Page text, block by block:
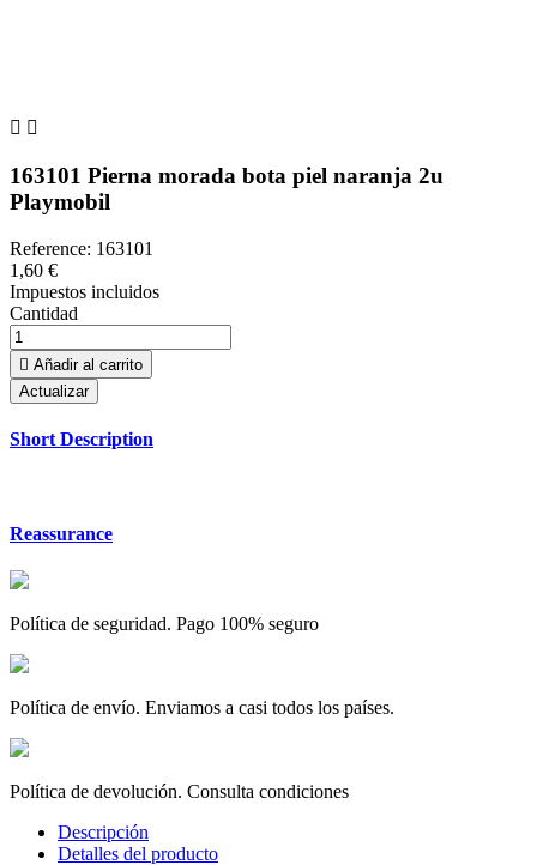
 
163101 Pierna morada bota piel naranja 2u
Playmobil
Reference: 163101
1,60 €
Impuestos incluidos
Cantidad
 Añadir al carrito
Short Description
Reassurance
Política de seguridad. Pago 100% seguro
Política de envío. Enviamos a casi todos los países.
Política de devolución. Consulta condiciones
Descripción
Detalles del producto